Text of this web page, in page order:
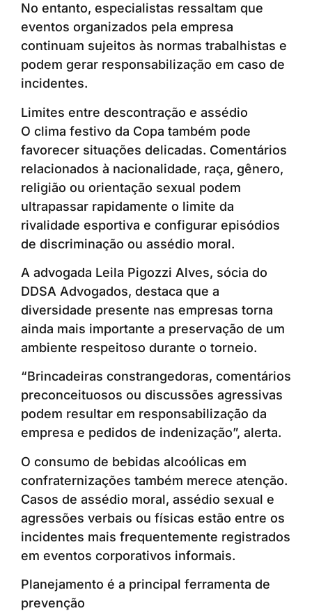
No entanto, especialistas ressaltam que
eventos organizados pela empresa
continuam sujeitos às normas trabalhistas e
podem gerar responsabilização em caso de
incidentes.
Limites entre descontração e assédio
O clima festivo da Copa também pode
favorecer situações delicadas. Comentários
relacionados à nacionalidade, raça, gênero,
religião ou orientação sexual podem
ultrapassar rapidamente o limite da
rivalidade esportiva e configurar episódios
de discriminação ou assédio moral.
A advogada Leila Pigozzi Alves, sócia do
DDSA Advogados, destaca que a
diversidade presente nas empresas torna
ainda mais importante a preservação de um
ambiente respeitoso durante o torneio.
“Brincadeiras constrangedoras, comentários
preconceituosos ou discussões agressivas
podem resultar em responsabilização da
empresa e pedidos de indenização”, alerta.
O consumo de bebidas alcoólicas em
confraternizações também merece atenção.
Casos de assédio moral, assédio sexual e
agressões verbais ou físicas estão entre os
incidentes mais frequentemente registrados
em eventos corporativos informais.
Planejamento é a principal ferramenta de
prevenção